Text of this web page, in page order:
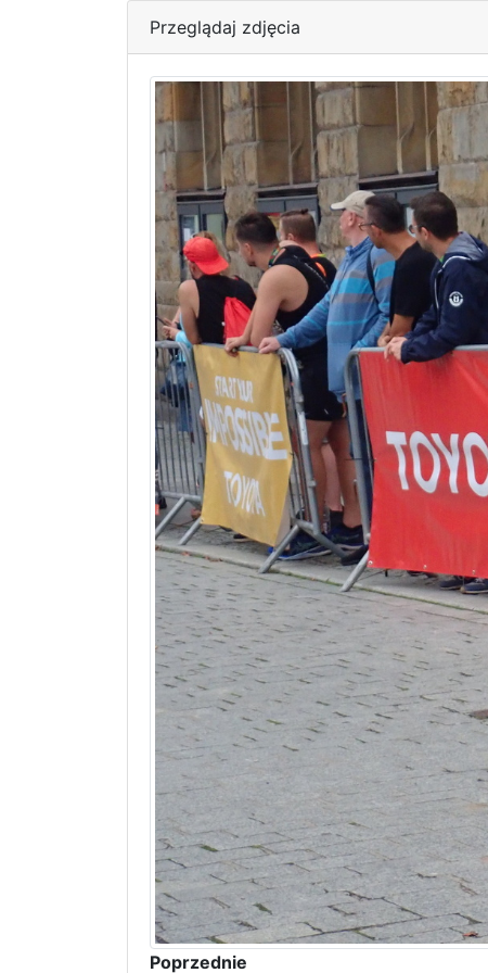
Przeglądaj zdjęcia
Poprzednie